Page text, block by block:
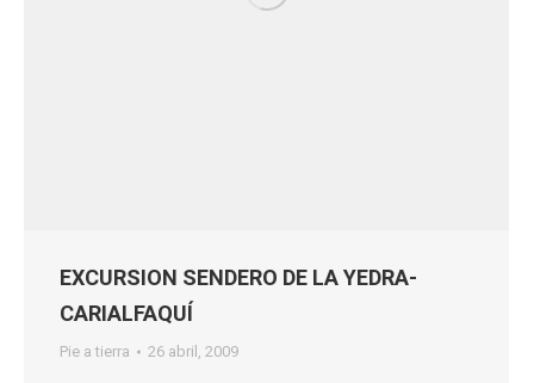
EXCURSION SENDERO DE LA YEDRA-
CARIALFAQUÍ
Pie a tierra 26 abril, 2009